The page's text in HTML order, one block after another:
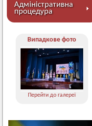
Адміністративна
процедура
Випадкове фото
Перейти до галереї